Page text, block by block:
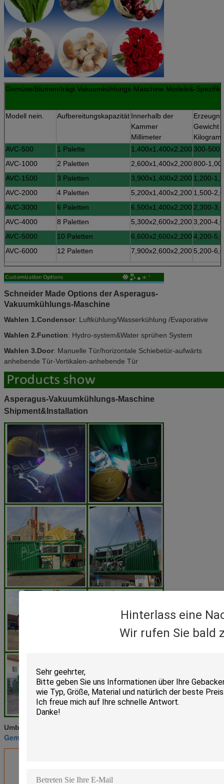
Hinterlass eine
Wir rufen Sie bald
Gemüse/Blumen/trägt Vakuumkühlungs-Maschine Models&-
Modell nein. Aufbereitungskapazität Innerhalb der
Kammer
Millimeter
Gewicht
AVC-500
1 Palette 1,400x1,400x2,200 300-500
AVC-1000
2 Paletten 2,600x1,400x2,200800-
AVC-1500
3 Paletten 3,900x1,400x2,200 1,200-
AVC-2000
4 Paletten 5,200x1,400x2,200 1,500-
AVC-3000
6 Paletten 6,500x1,400x2,200 2,300-
AVC-4000
8 Paletten 5,300x2,600x2,2003,200-
AVC-5000
10 Paletten 6,600x2,600x2,200 4,200-
AVC-6000
12 Paletten 7,900x2,600x2,200 5,200-
Schneider Made Options der Asperagus-
Vakuumkühlungs-Maschine
Wahlen 1.Condensor: Luftkühlung/Wasserkühlung /Evaporative
Wahlen 2.Function: Hydro-system&Water sprühen System
Wahlen 3.Door: Manuelle Tür/horizontale Schiebetür-aufwärts
anhebende Tür-Vertikalen-anhebende Tür
Asperagus-Vakuumkühlungs-Maschine
Shipment&Installation
Umbauten:
Gemüsekühlvorrichtungen